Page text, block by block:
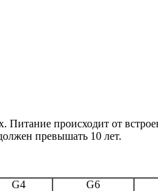
Питание происходит от
превышать 10 лет.
G4 G6